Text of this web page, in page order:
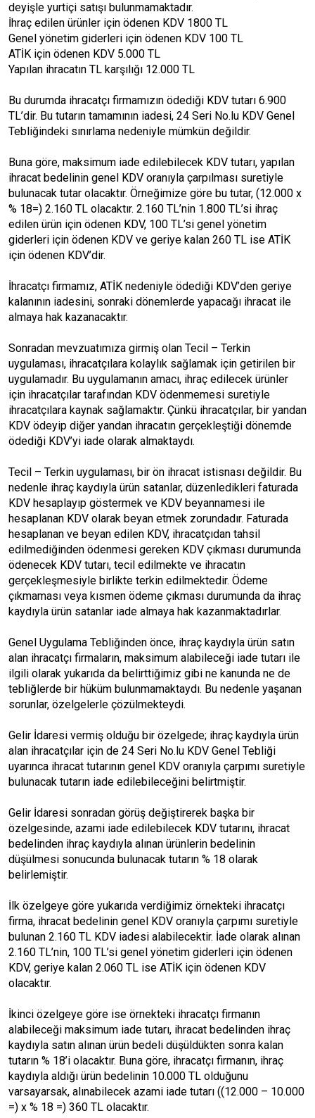
deyişle yurtiçi satışı bulunmamaktadır.
İhraç edilen ürünler için ödenen KDV 1800 TL
Genel yönetim giderleri için ödenen KDV 100 TL
ATİK için ödenen KDV 5.000 TL
Yapılan ihracatın TL karşılığı 12.000 TL
Bu durumda ihracatçı firmamızın ödediği KDV tutarı 6.900
TL’dir. Bu tutarın tamamının iadesi, 24 Seri No.lu KDV Genel
Tebliğindeki sınırlama nedeniyle mümkün değildir.
Buna göre, maksimum iade edilebilecek KDV tutarı, yapılan
ihracat bedelinin genel KDV oranıyla çarpılması suretiyle
bulunacak tutar olacaktır. Örneğimize göre bu tutar, (12.000 x
% 18=) 2.160 TL olacaktır. 2.160 TL’nin 1.800 TL’si ihraç
edilen ürün için ödenen KDV, 100 TL’si genel yönetim
giderleri için ödenen KDV ve geriye kalan 260 TL ise ATİK
için ödenen KDV’dir.
İhracatçı firmamız, ATİK nedeniyle ödediği KDV’den geriye
kalanının iadesini, sonraki dönemlerde yapacağı ihracat ile
almaya hak kazanacaktır.
Sonradan mevzuatımıza girmiş olan Tecil – Terkin
uygulaması, ihracatçılara kolaylık sağlamak için getirilen bir
uygulamadır. Bu uygulamanın amacı, ihraç edilecek ürünler
için ihracatçılar tarafından KDV ödenmemesi suretiyle
ihracatçılara kaynak sağlamaktır. Çünkü ihracatçılar, bir yandan
KDV ödeyip diğer yandan ihracatın gerçekleştiği dönemde
ödediği KDV’yi iade olarak almaktaydı.
Tecil – Terkin uygulaması, bir ön ihracat istisnası değildir. Bu
nedenle ihraç kaydıyla ürün satanlar, düzenledikleri faturada
KDV hesaplayıp göstermek ve KDV beyannamesi ile
hesaplanan KDV olarak beyan etmek zorundadır. Faturada
hesaplanan ve beyan edilen KDV, ihracatçıdan tahsil
edilmediğinden ödenmesi gereken KDV çıkması durumunda
ödenecek KDV tutarı, tecil edilmekte ve ihracatın
gerçekleşmesiyle birlikte terkin edilmektedir. Ödeme
çıkmaması veya kısmen ödeme çıkması durumunda da ihraç
kaydıyla ürün satanlar iade almaya hak kazanmaktadırlar.
Genel Uygulama Tebliğinden önce, ihraç kaydıyla ürün satın
alan ihracatçı firmaların, maksimum alabileceği iade tutarı ile
ilgili olarak yukarıda da belirttiğimiz gibi ne kanunda ne de
tebliğlerde bir hüküm bulunmamaktaydı. Bu nedenle yaşanan
sorunlar, özelgelerle çözülmekteydi.
Gelir İdaresi vermiş olduğu bir özelgede; ihraç kaydıyla ürün
alan ihracatçılar için de 24 Seri No.lu KDV Genel Tebliği
uyarınca ihracat tutarının genel KDV oranıyla çarpımı suretiyle
bulunacak tutarın iade edilebileceğini belirtmiştir.
Gelir İdaresi sonradan görüş değiştirerek başka bir
özelgesinde, azami iade edilebilecek KDV tutarını, ihracat
bedelinden ihraç kaydıyla alınan ürünlerin bedelinin
düşülmesi sonucunda bulunacak tutarın % 18 olarak
belirlemiştir.
İlk özelgeye göre yukarıda verdiğimiz örnekteki ihracatçı
firma, ihracat bedelinin genel KDV oranıyla çarpımı suretiyle
bulunan 2.160 TL KDV iadesi alabilecektir. İade olarak alınan
2.160 TL’nin, 100 TL’si genel yönetim giderleri için ödenen
KDV, geriye kalan 2.060 TL ise ATİK için ödenen KDV
olacaktır.
İkinci özelgeye göre ise örnekteki ihracatçı firmanın
alabileceği maksimum iade tutarı, ihracat bedelinden ihraç
kaydıyla satın alınan ürün bedeli düşüldükten sonra kalan
tutarın % 18’i olacaktır. Buna göre, ihracatçı firmanın, ihraç
kaydıyla aldığı ürün bedelinin 10.000 TL olduğunu
varsayarsak, alınabilecek azami iade tutarı ((12.000 – 10.000
=) x % 18 =) 360 TL olacaktır.